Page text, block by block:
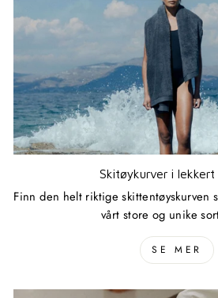
Skitøykurver i lekkert
Finn den helt riktige skittentøyskurven
vårt store og unike
SE MER